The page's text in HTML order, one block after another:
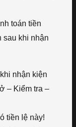
toán tiền
sau khi nhận
nhận kiện
– Kiểm tra –
tiền lệ này!